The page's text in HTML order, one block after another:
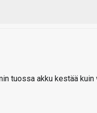
tuossa akku kestää